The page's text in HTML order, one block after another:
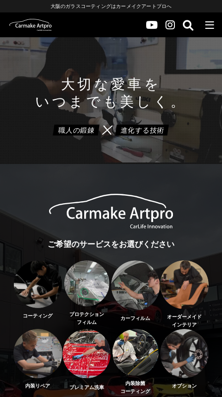
大阪のガラスコーティングはカーメイクアートプロへ
大切な愛車を
いつまでも美しく。
職人の鍛錬 進化する技術
ご希望のサービスをお選びください
コーティング
プロテクション
フィルム
カーフィルム
オーダーメイド
インテリア
内装リペア プレミアム洗車
内装除菌
コーティング
オプション